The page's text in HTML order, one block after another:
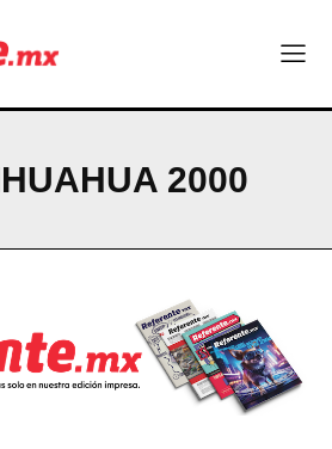
México, la pregunta es: ¿qué va a
del Cobre: la experiencia
al menos una vez en Chihuahua
2026
es nominada a los MedTech
2000